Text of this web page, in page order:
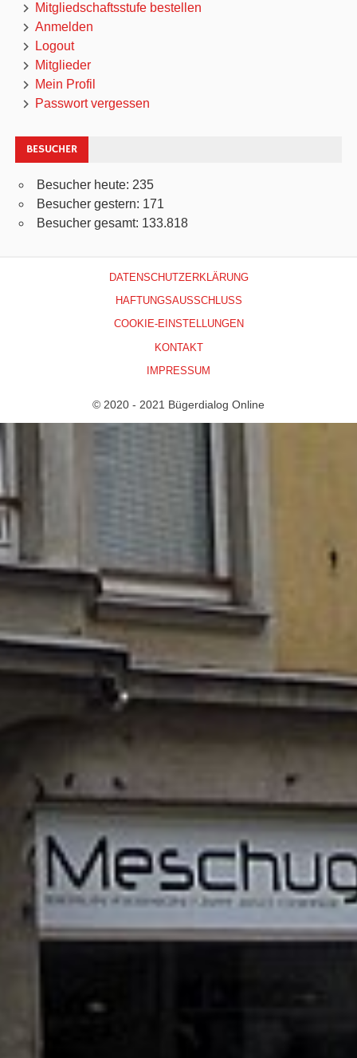
Mitgliedschaftsstufe bestellen
Anmelden
Logout
Mitglieder
Mein Profil
Passwort vergessen
BESUCHER
Besucher heute: 235
Besucher gestern: 171
Besucher gesamt: 133.818
DATENSCHUTZERKLÄRUNG
HAFTUNGSAUSSCHLUSS
COOKIE-EINSTELLUNGEN
KONTAKT
IMPRESSUM
© 2020 - 2021 Bügerdialog Online